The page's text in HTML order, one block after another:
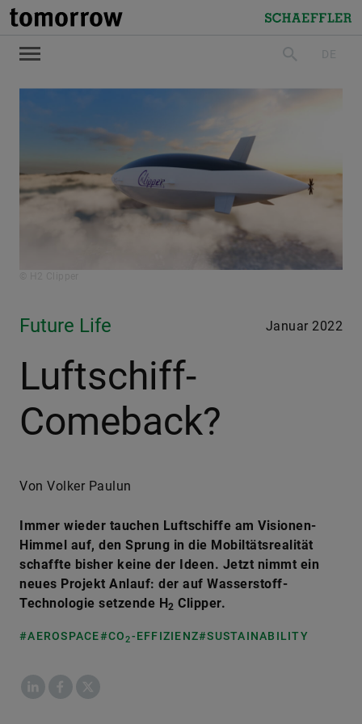
tomorrow
Schaeffler
suchenDE
Future Life Januar 2022
Luftschiff-
Comeback?
Von Volker Paulun
Immer wieder tauchen Luftschiffe am Visionen-
Himmel auf, den Sprung in die Mobiltätsrealität
schaffte bisher keine der Ideen. Jetzt nimmt ein
neues Projekt Anlauf: der auf Wasserstoff-
Technologie setzende H2 Clipper.
#AEROSPACE#CO2-EFFIZIENZ#SUSTAINABILITY
LinkedInFacebook
X